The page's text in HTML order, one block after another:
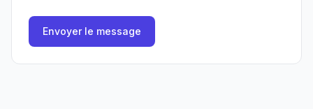
Envoyer le message